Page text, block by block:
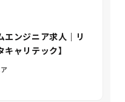
エンジニア求人｜リ
ャリテック】